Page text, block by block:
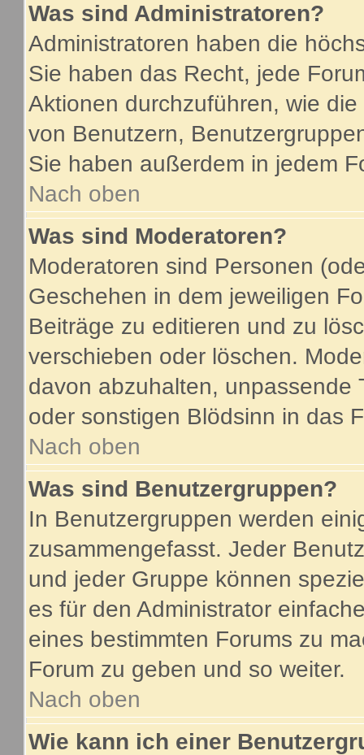
Was sind Administratoren?
Administratoren haben die
Sie haben das Recht, jede
Aktionen durchzuführen, wie
von Benutzern,
Sie haben außerdem in jedem
Nach oben
Was sind Moderatoren?
Moderatoren sind Personen
Geschehen in dem jeweiligen
Beiträge zu editieren und zu
verschieben oder löschen.
davon abzuhalten, unpassende
oder sonstigen Blödsinn in das
Nach oben
Was sind Benutzergruppen?
In Benutzergruppen werden
zusammengefasst. Jeder
und jeder Gruppe können
es für den Administrator
eines bestimmten Forums zu
Forum zu geben und so weiter.
Nach oben
Wie kann ich einer